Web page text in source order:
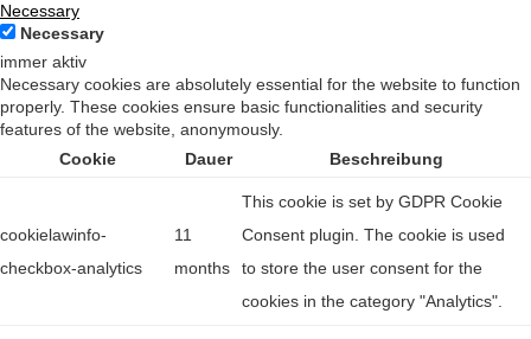
Necessary
Necessary
immer aktiv
Necessary cookies are absolutely essential for the website to function
properly. These cookies ensure basic functionalities and security
features of the website, anonymously.
Cookie
Dauer Beschreibung
cookielawinfo-
checkbox-analytics
11
months
This cookie is set by GDPR Cookie
Consent plugin. The cookie is used
to store the user consent for the
cookies in the category "Analytics".